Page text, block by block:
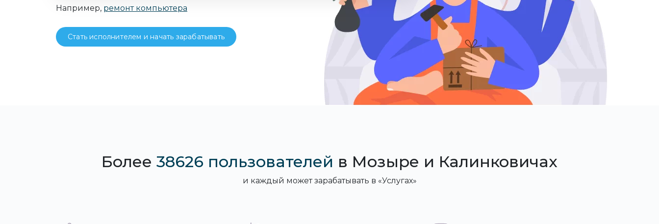
Например, ремонт компьютера
Стать исполнителем и начать зарабатывать
Более 38626 пользователей в Мозыре и Калинковичах
и каждый может зарабатывать в «Услугах»